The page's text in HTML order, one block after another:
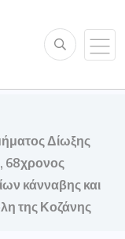
Δίωξης
68χρονος
κάνναβης και
της Κοζάνης